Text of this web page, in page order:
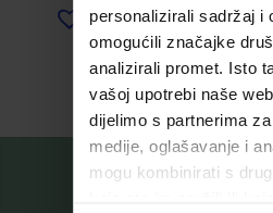
personalizirali sadržaj i
omogućili značajke
analizirali promet. Isto
vašoj upotrebi naše
dijelimo s partnerima
medije, oglašavanje i
mogu kombinirati s
Dodaj u listu želja
Pročitaj više